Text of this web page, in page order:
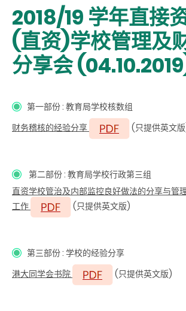
2018/19 学年直接
(直资)学校管理及
分享会
第一部份 : 教育局学校核数组
财务稽核的经验分享 (只提供英文
第二部份 : 教育局学校行政第三组
直资学校管治及内部监控良好做法的分享与管
工作
(只提供英文版)
第三部份 : 学校的经验分享
港大同学会书院
(只提供英文版)